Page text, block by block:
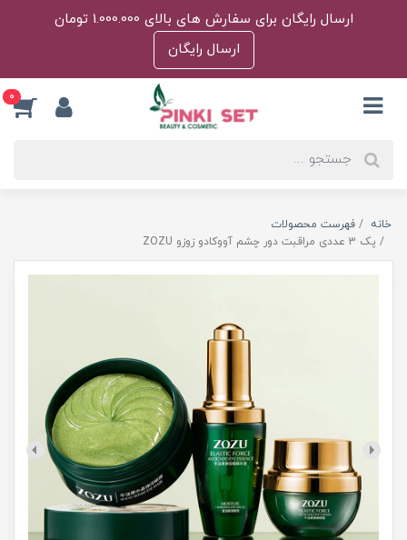
ارسال رایگان برای سفارش های بالای 1.000.000 تومان
ارسال رایگان
0
خانه
فهرست محصولات
پک 3 عددی مراقبت دور چشم آووکادو زوزو ZOZU